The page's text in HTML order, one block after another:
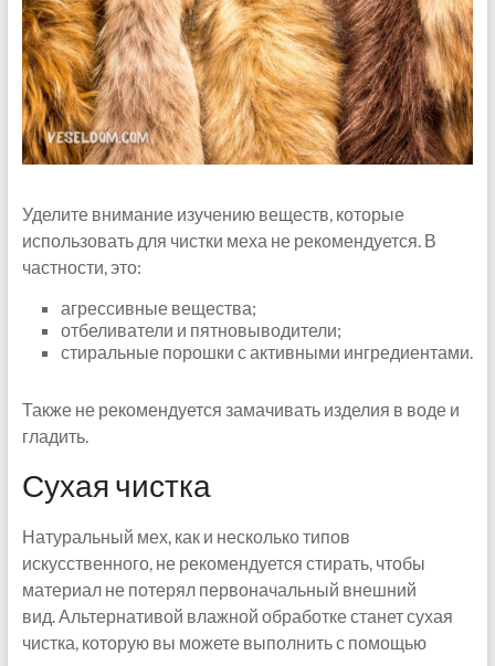
Уделите внимание изучению веществ, которые
использовать для чистки меха не рекомендуется. В
частности, это:
агрессивные вещества;
отбеливатели и пятновыводители;
стиральные порошки с активными ингредиентами.
Также не рекомендуется замачивать изделия в воде и
гладить.
Сухая чистка
Натуральный мех, как и несколько типов
искусственного, не рекомендуется стирать, чтобы
материал не потерял первоначальный внешний
вид. Альтернативой влажной обработке станет сухая
чистка, которую вы можете выполнить с помощью